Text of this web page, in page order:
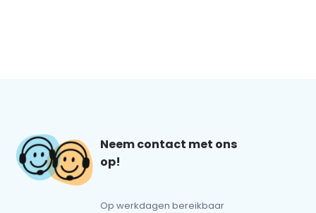
Neem contact met ons
op!
Op werkdagen bereikbaar